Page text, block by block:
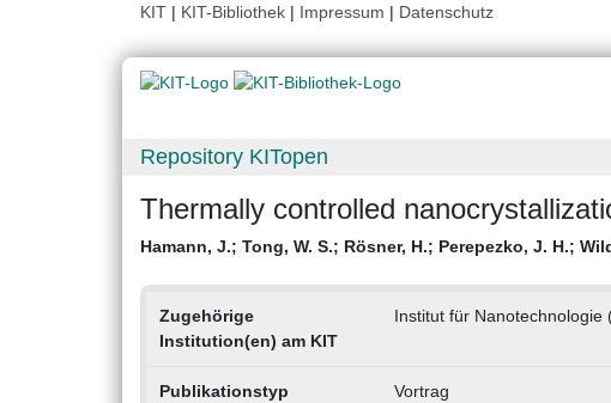
KIT | KIT-Bibliothek | Impressum | Datenschutz
Repository KITopen
Thermally controlled
Hamann, J.; Tong, W. S.; Rösner, H.; Perepezko, J. H.;
Zugehörige
Institution(en) am KIT
Institut für Nanotechnologie
Publikationstyp Vortrag